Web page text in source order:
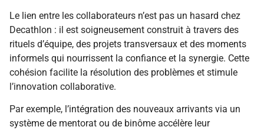
Le lien entre les collaborateurs n’est pas un hasard chez
Decathlon : il est soigneusement construit à travers des
rituels d’équipe, des projets transversaux et des moments
informels qui nourrissent la confiance et la synergie. Cette
cohésion facilite la résolution des problèmes et stimule
l’innovation collaborative.
Par exemple, l’intégration des nouveaux arrivants via un
système de mentorat ou de binôme accélère leur